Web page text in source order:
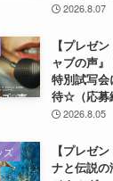
2026.8.07
【プレゼ
ャブの声
特別試写会
待☆（応募
2026.8.05
ズ
【プレゼ
ナと伝説の